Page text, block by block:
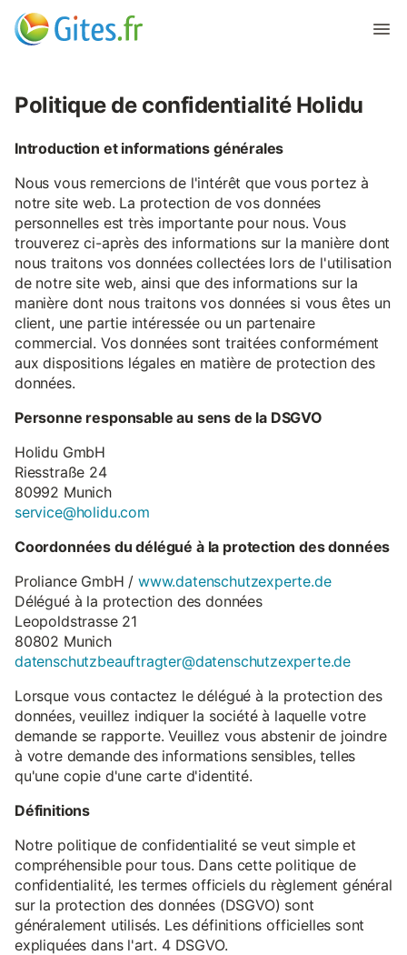
Politique de confidentialité Holidu
Introduction et informations générales
Nous vous remercions de l'intérêt que vous portez à
notre site web. La protection de vos données
personnelles est très importante pour nous. Vous
trouverez ci-après des informations sur la manière dont
nous traitons vos données collectées lors de l'utilisation
de notre site web, ainsi que des informations sur la
manière dont nous traitons vos données si vous êtes un
client, une partie intéressée ou un partenaire
commercial. Vos données sont traitées conformément
aux dispositions légales en matière de protection des
données.
Personne responsable au sens de la DSGVO
Holidu GmbH
Riesstraße 24
80992 Munich
service@holidu.com
Coordonnées du délégué à la protection des données
Proliance GmbH /www.datenschutzexperte.de
Délégué à la protection des données
Leopoldstrasse 21
80802 Munich
datenschutzbeauftragter@datenschutzexperte.de
Lorsque vous contactez le délégué à la protection des
données, veuillez indiquer la société à laquelle votre
demande se rapporte. Veuillez vous abstenir de joindre
à votre demande des informations sensibles, telles
qu'une copie d'une carte d'identité.
Définitions
Notre politique de confidentialité se veut simple et
compréhensible pour tous. Dans cette politique de
confidentialité, les termes officiels du règlement général
sur la protection des données (DSGVO) sont
généralement utilisés. Les définitions officielles sont
expliquées dans l'art. 4 DSGVO.